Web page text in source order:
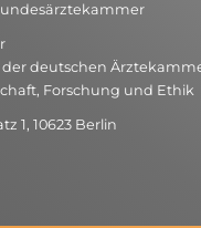
deutschen
Forschung und Ethik
1, 10623 Berlin